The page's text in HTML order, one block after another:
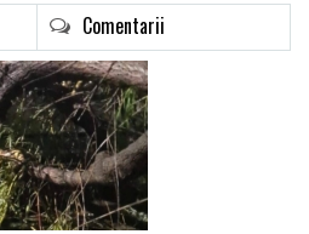
Comentarii